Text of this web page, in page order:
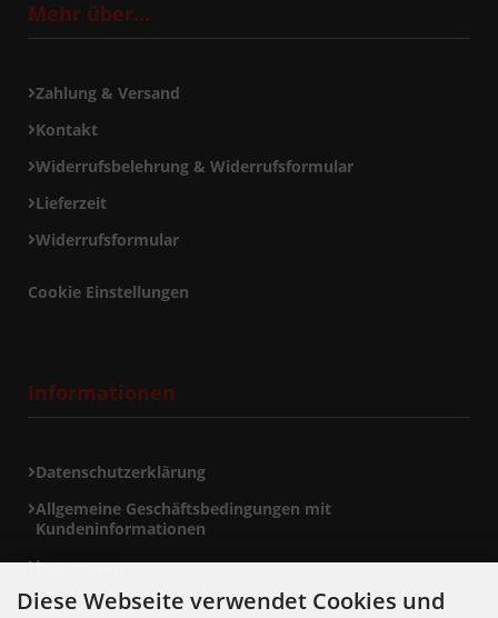
Mehr über...
Zahlung & Versand
Kontakt
Widerrufsbelehrung & Widerrufsformular
Lieferzeit
Widerrufsformular
Cookie Einstellungen
Informationen
Datenschutzerklärung
Allgemeine Geschäftsbedingungen mit
Kundeninformationen
Impressum
Diese Webseite verwendet Cookies und